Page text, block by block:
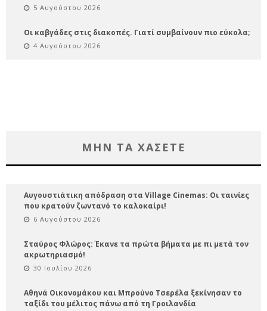
5 Αυγούστου 2026
Οι καβγάδες στις διακοπές. Γιατί συμβαίνουν πιο εύκολα;
4 Αυγούστου 2026
ΜΗΝ ΤΑ ΧΑΣΕΤΕ
Αυγουστιάτικη απόδραση στα Village Cinemas: Οι ταινίες
που κρατούν ζωντανό το καλοκαίρι!
6 Αυγούστου 2026
Σταύρος Φλώρος: Έκανε τα πρώτα βήματα με πι μετά τον
ακρωτηριασμό!
30 Ιουλίου 2026
Αθηνά Οικονομάκου και Μπρούνο Τσερέλα ξεκίνησαν το
ταξίδι του μέλιτος πάνω από τη Γροιλανδία